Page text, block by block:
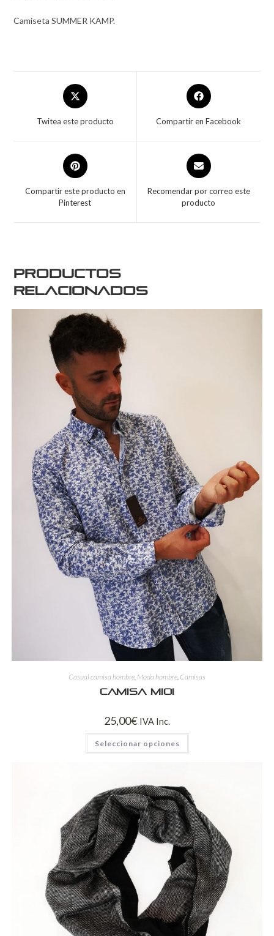
Camiseta SUMMER KAMP.
Twitea este producto Compartir en Facebook
Compartir este producto en
Pinterest
Recomendar por correo este
producto
Productos
relacionados
Casual camisa hombre, Moda hombre, Camisas
Camisa mioi
25,00€ IVA Inc.
Seleccionar opciones